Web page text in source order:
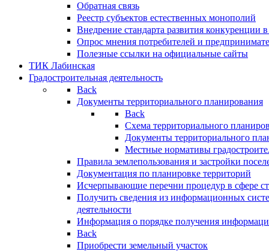
Обратная связь
Реестр субъектов естественных монополий
Внедрение стандарта развития конкуренции
Опрос мнения потребителей и
Полезные ссылки на официальные сайты
ТИК Лабинская
Градостроительная деятельность
Back
Документы территориального планирования
Back
Схема территориального
Документы территориального
Местные нормативы
Правила землепользования и застройки
Документация по планировке территорий
Исчерпывающие перечни процедур в сфере
Получить сведения из информационных
деятельности
Информация о порядке получения
Back
Приобрести земельный участок